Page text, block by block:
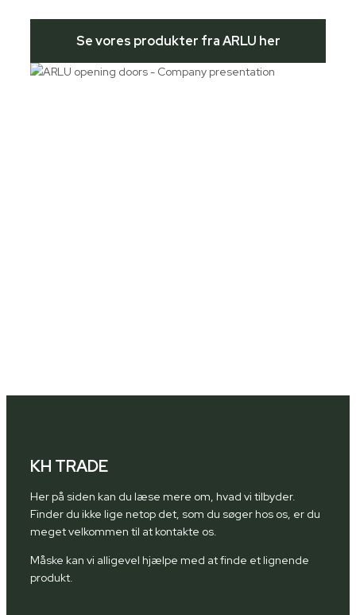
Se vores produkter fra ARLU her
KH TRADE
Her på siden kan du læse mere om, hvad vi tilbyder.
Finder du ikke lige netop det, som du søger hos os, er du
meget velkommen til at kontakte os.
Måske kan vi alligevel hjælpe med at finde et lignende
produkt.